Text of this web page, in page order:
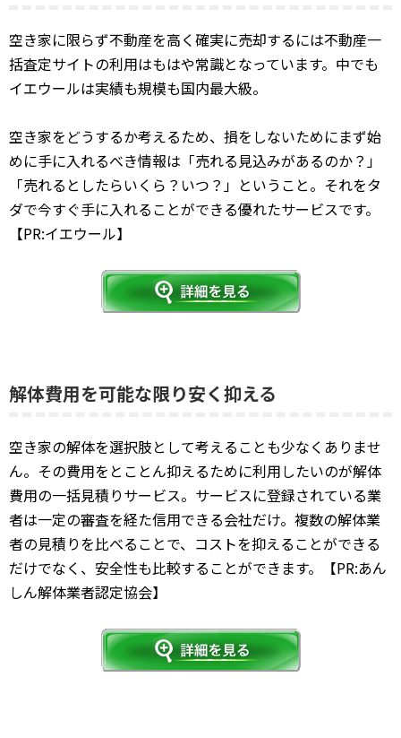
空き家に限らず不動産を高く確実に売却するには不動産一
括査定サイトの利用はもはや常識となっています。中でも
イエウールは実績も規模も国内最大級。
空き家をどうするか考えるため、損をしないためにまず始
めに手に入れるべき情報は「売れる見込みがあるのか？」
「売れるとしたらいくら？いつ？」ということ。それをタ
ダで今すぐ手に入れることができる優れたサービスです。
【PR:イエウール】
解体費用を可能な限り安く抑える
空き家の解体を選択肢として考えることも少なくありませ
ん。その費用をとことん抑えるために利用したいのが解体
費用の一括見積りサービス。サービスに登録されている業
者は一定の審査を経た信用できる会社だけ。複数の解体業
者の見積りを比べることで、コストを抑えることができる
だけでなく、安全性も比較することができます。【PR:あん
しん解体業者認定協会】